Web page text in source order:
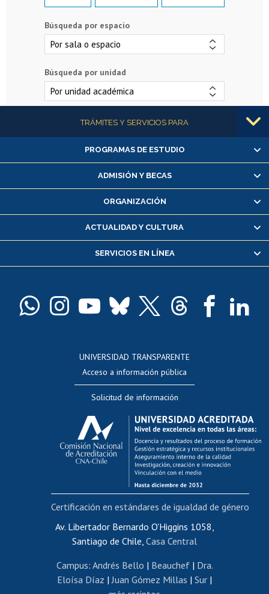
Búsqueda por espacio
Búsqueda por unidad
Más informaciónTRÁMITES Y SERVICIOS PARA
Alumnas/os y exalumnas/os
Matrícula en línea
Inscripción y cambio de asignaturas
Consulta y certificado de notas
Servicio médico y dental
Pago de arancel y crédito alumnos
Docentes
Evaluación docente
Calificación académica
Postulación al AUCAI
Funcionarias/os
Cursos internos de capacitación
Bienestar del personal
Portal de movilidad interna
Certificado de renta
Certificado de renta honorarios
Editar páginas blancas
PROGRAMAS DE ESTUDIO
ADMISIÓN Y BECAS
ORGANIZACIÓN
ACTUALIDAD Y CULTURA
SERVICIOS EN LÍNEA
UNIVERSIDAD TRANSPARENTE
Acceso a información pública
Solicitud de información
Av. Libertador Bernardo O'Higgins 1058,
Santiago de Chile, Casa Central
Campus: Andrés Bello | Beauchef| Dra.
Eloísa Díaz | Juan Gómez Millas | Sur |
Certificación en estándares de igualdad de género